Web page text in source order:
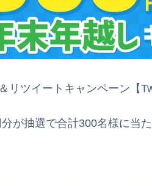
リツイートキャンペーン【
が抽選で合計300名様に当た